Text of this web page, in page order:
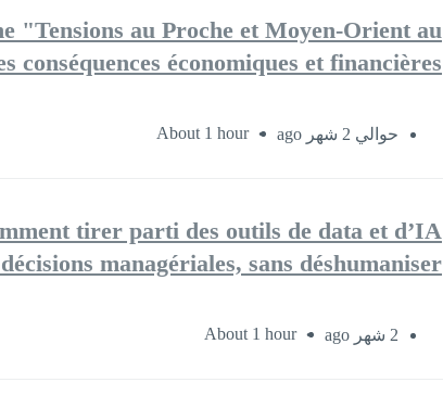
"Tensions au Proche et Moyen-Orient au
économiques et financières ?"
حوالي 2 شهر ago About 1 hour
tirer parti des outils de data et d’IA
managériales, sans déshumaniser ?"
2 شهر ago About 1 hour